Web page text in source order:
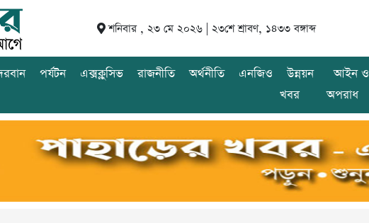
শনিবার , ২৩ মে ২০২৬ | ২৩শে শ্রাবণ, ১৪৩৩ বঙ্গাব্দ
পর্যটন এক্সক্লুসিভ রাজনীতি অর্থনীতি এনজিও
উন্নয়ন
খবর
আইন ও
অপরাধ